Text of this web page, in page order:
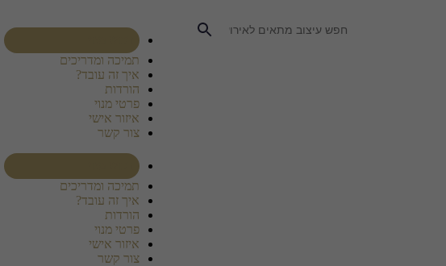
תמיכה ומדריכים
איך זה עובד?
הורדות
פרטי מנוי
איזור אישי
צור קשר
תמיכה ומדריכים
איך זה עובד?
הורדות
פרטי מנוי
איזור אישי
צור קשר